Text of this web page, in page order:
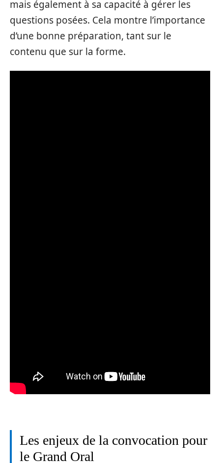
mais également à sa capacité à gérer les
questions posées. Cela montre l’importance
d’une bonne préparation, tant sur le
contenu que sur la forme.
Les enjeux de la convocation pour
le Grand Oral